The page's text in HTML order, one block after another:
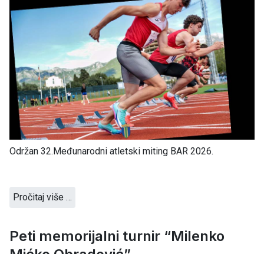
Održan 32.Međunarodni atletski miting BAR 2026.
Pročitaj više …
Peti memorijalni turnir “Milenko